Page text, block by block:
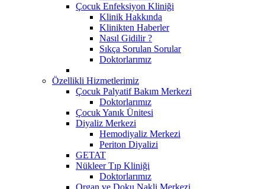
Çocuk Enfeksiyon Kliniği
Klinik Hakkında
Klinikten Haberler
Nasıl Gidilir ?
Sıkça Sorulan Sorular
Doktorlarımız
Özellikli Hizmetlerimiz
Çocuk Palyatif Bakım Merkezi
Doktorlarımız
Çocuk Yanık Ünitesi
Diyaliz Merkezi
Hemodiyaliz Merkezi
Periton Diyalizi
GETAT
Nükleer Tıp Kliniği
Doktorlarımız
Organ ve Doku Nakli Merkezi